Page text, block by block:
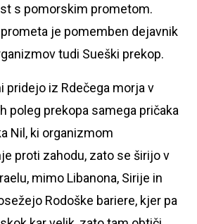
s pomorskim prometom.
je pomemben dejavnik
tudi Sueški prekop.
pridejo iz Rdečega morja v
poleg prekopa samega pričaka
Nil, ki organizmom
proti zahodu, zato se širijo v
mimo Libanona, Sirije in
Rodoške bariere, kjer pa